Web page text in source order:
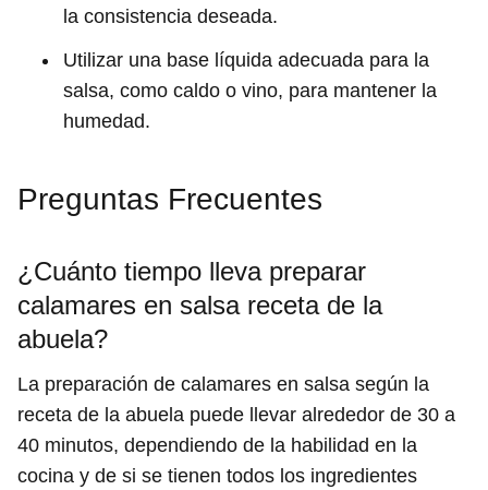
la consistencia deseada.
Utilizar una base líquida adecuada para la
salsa, como caldo o vino, para mantener la
humedad.
Preguntas Frecuentes
¿Cuánto tiempo lleva preparar
calamares en salsa receta de la
abuela?
La preparación de calamares en salsa según la
receta de la abuela puede llevar alrededor de 30 a
40 minutos, dependiendo de la habilidad en la
cocina y de si se tienen todos los ingredientes